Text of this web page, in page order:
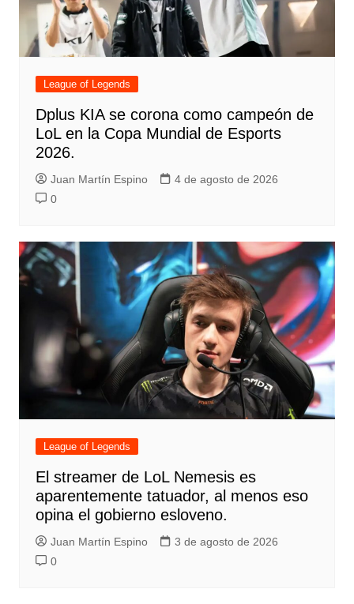
League of Legends
Dplus KIA se corona como campeón de
LoL en la Copa Mundial de Esports
2026.
Juan Martín Espino
4 de agosto de 2026
0
League of Legends
El streamer de LoL Nemesis es
aparentemente tatuador, al menos eso
opina el gobierno esloveno.
Juan Martín Espino
3 de agosto de 2026
0